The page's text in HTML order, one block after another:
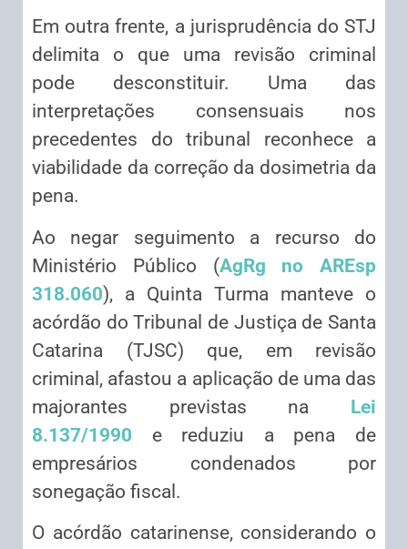
Em outra frente, a jurisprudência do STJ
delimita o que uma revisão criminal
pode desconstituir. Uma das
interpretações consensuais nos
precedentes do tribunal reconhece a
viabilidade da correção da dosimetria da
pena.
Ao negar seguimento a recurso do
Ministério Público (AgRg no AREsp
318.060), a Quinta Turma manteve o
acórdão do Tribunal de Justiça de Santa
Catarina (TJSC) que, em revisão
criminal, afastou a aplicação de uma das
majorantes previstas na Lei
8.137/1990 e reduziu a pena de
empresários condenados por
sonegação fiscal.
O acórdão catarinense, considerando o